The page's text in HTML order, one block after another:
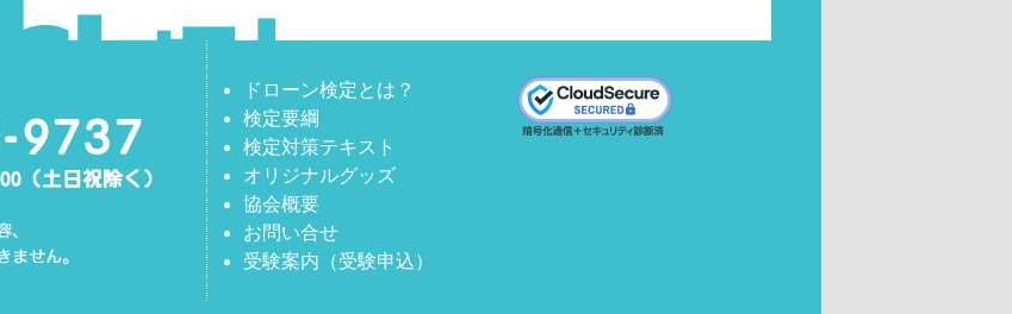
ドローン検定とは？
検定要綱
検定対策テキスト
オリジナルグッズ
協会概要
お問い合せ
受験案内（受験申込）